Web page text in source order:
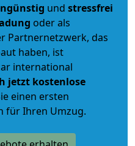
und stressfrei
oder als
Partnernetzwerk, das
haben, ist
international
jetzt kostenlose
einen ersten
für Ihren Umzug.